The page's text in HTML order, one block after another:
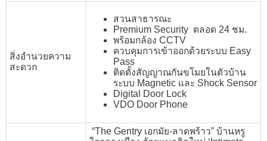
สิ่งอำนวยความ
สะดวก
สวนสาธารณะ
Premium Security ตลอด 24 ชม.
พร้อมกล้อง CCTV
ควบคุมการเข้าออกด้วยระบบ Easy
Pass
ติดตั้งสัญญาณกันขโมยในตัวบ้าน
ระบบ Magnetic และ Shock Sensor
Digital Door Lock
VDO Door Phone
“The Gentry เอกมัย-ลาดพร้าว” บ้านหรู